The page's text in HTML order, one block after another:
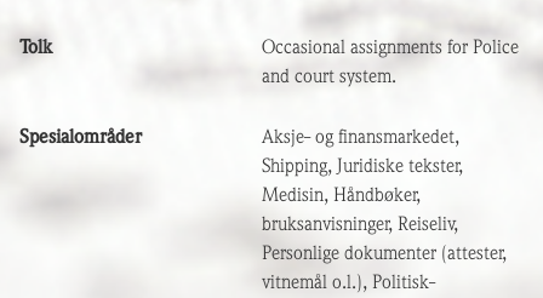
Tolk
Occasional assignments for Police
and court system.
Spesialområder
Aksje- og finansmarkedet,
Shipping, Juridiske tekster,
Medisin, Håndbøker,
bruksanvisninger, Reiseliv,
Personlige dokumenter (attester,
vitnemål o.l.), Politisk-